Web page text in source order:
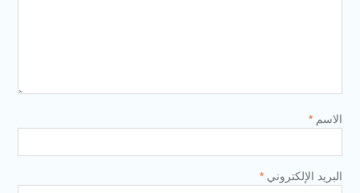
الاسم *
البريد الإلكتروني *